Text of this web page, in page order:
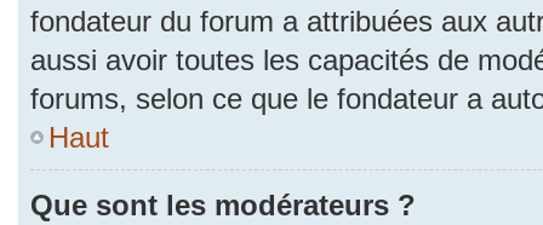
fondateur du forum a attribuées aux
aussi avoir toutes les capacités de
forums, selon ce que le fondateur a
Haut
Que sont les modérateurs ?